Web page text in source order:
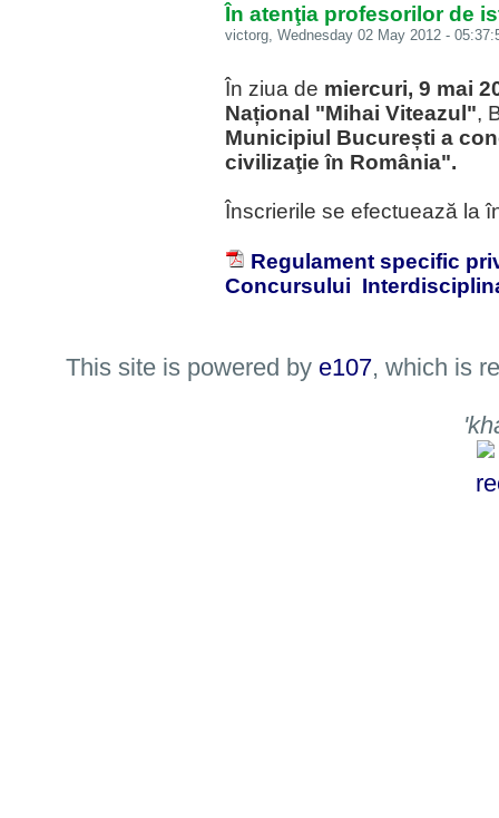
În atenţia profesorilor de
victorg , Wednesday 02 May 2012 -
În ziua de miercuri, 9 mai
Național "Mihai Viteazul",
Municipiul București a
civilizaţie în România".
Înscrierile se efectuează la
Regulament specific
Concursului
This site is powered by e107, which is